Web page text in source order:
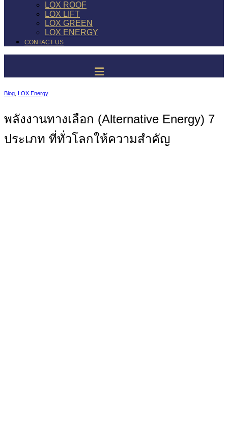
LOX ROOF
LOX LIFT
LOX GREEN
LOX ENERGY
CONTACT US
Blog LOX Energy
พลังงานทางเลือก (Alternative Energy) 7
ประเภท ที่ทั่วโลกให้ความสำคัญ